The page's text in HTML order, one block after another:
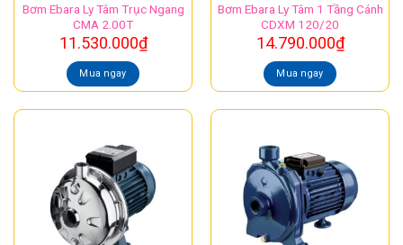
Bơm Ebara Ly Tâm Trục Ngang
CMA 2.00T
11.530.000₫
Mua ngay
Bơm Ebara Ly Tâm 1 Tầng Cánh
CDXM 120/20
14.790.000₫
Mua ngay